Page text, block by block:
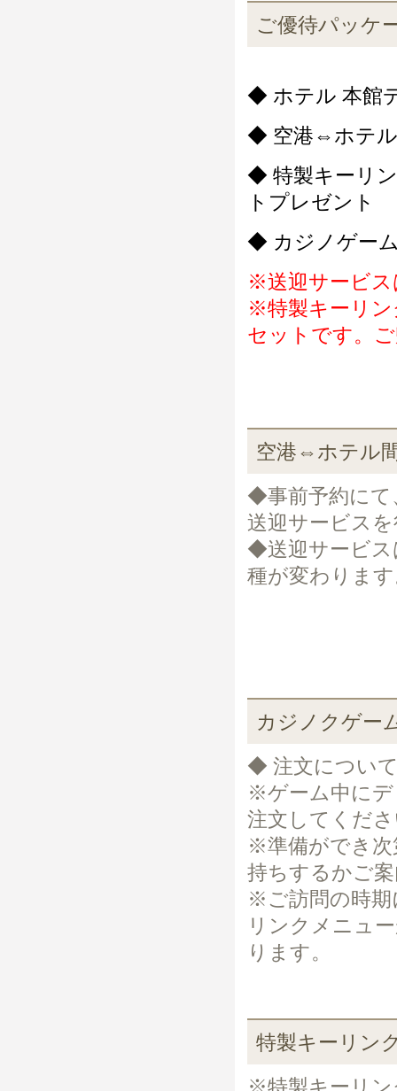
ご優待パッケ
◆ ホテル 本館
◆ 空港⇔ホテル
◆ 特製キーリ
トプレゼント
◆ カジノゲー
※送迎サービス
※特製キーリン
セットです。
空港⇔ホテル
◆事前予約に
送迎サービス
◆送迎サービス
種が変わりま
カジノクゲー
◆ 注文につい
※ゲーム中に
注文してくだ
※準備ができ次
持ちするかご
※ご訪問の時期
リンクメニュ
ります。
特製キーリン